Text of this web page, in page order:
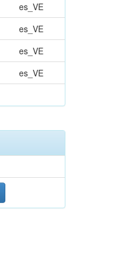
es_VE
es_VE
es_VE
es_VE